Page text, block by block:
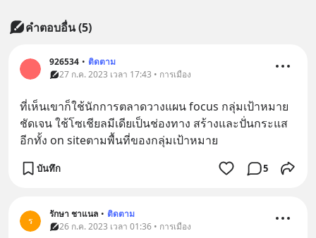
คำตอบอื่น(5)
926534 • ติดตาม
27 ก.ค. 2023 เวลา 17:43 • การเมือง
ที่เห็นเขาก็ใช้นักการตลาดวางแผน focus กลุ่มเป้าหมาย
ชัดเจน ใช้โซเชียลมีเดียเป็นช่องทาง สร้างและปั่นกระแส
อีกทั้ง on siteตามพื้นที่ของกลุ่มเป้าหมาย
บันทึก 5
ร
รักษา ชาแนล • ติดตาม
26 ก.ค. 2023 เวลา 01:36 • การเมือง